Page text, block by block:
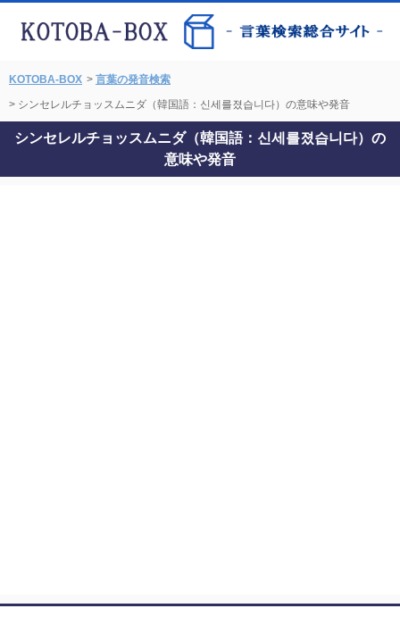
KOTOBA-BOX > 言葉の発音検索
> シンセレルチョッスムニダ（韓国語：신세를졌습니다）の意味や発音
シンセレルチョッスムニダ（韓国語：신세를졌습니다）の
意味や発音